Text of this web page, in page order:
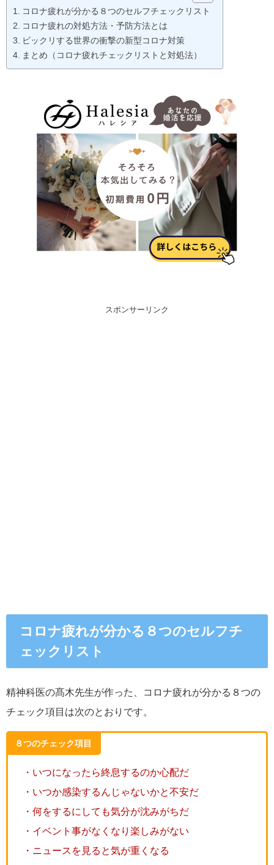
コロナ疲れが分かる８つのセルフチェックリスト
コロナ疲れの対処方法・予防方法とは
ビックリする世界の衝撃の新型コロナ対策
まとめ（コロナ疲れチェックリストと対処法）
スポンサーリンク
コロナ疲れが分かる８つのセルフチ
ェックリスト
精神科医の髙木先生が作った、コロナ疲れが分かる８つの
チェック項目は次のとおりです。
８つのチェック項目
・いつになったら終息するのか心配だ
・いつか感染するんじゃないかと不安だ
・何をするにしても気分が沈みがちだ
・イベント事がなくなり楽しみがない
・ニュースを見ると気が重くなる